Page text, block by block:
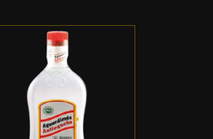
ADD TO CART / DETALLES